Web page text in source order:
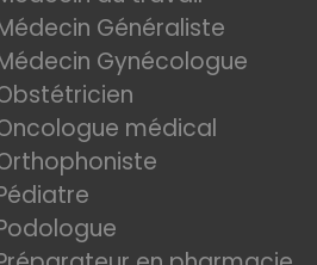
Généraliste
Gynécologue
médical